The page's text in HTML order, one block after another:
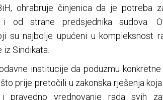
ohrabruje činjenica da je potreba
i od strane predsjednika sudova.
su najbolje upućeni u kompleksnost
iz Sindikata.
institucije da poduzmu konkretne
prije pretočili u zakonska rješenja
pravedno vrednovanje rada svih